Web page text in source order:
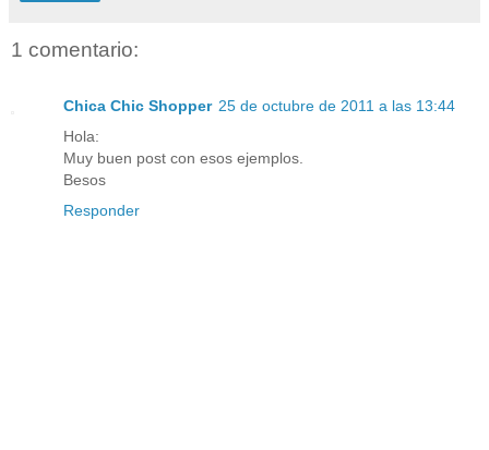
1 comentario:
Chica Chic Shopper 25 de octubre de 2011 a las 13:44
Hola:
Muy buen post con esos ejemplos.
Besos
Responder